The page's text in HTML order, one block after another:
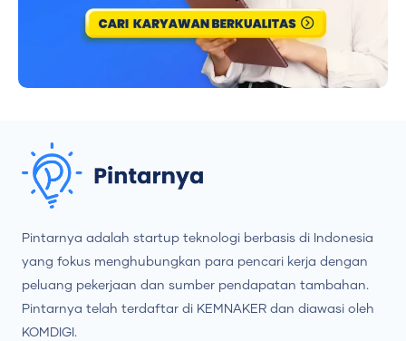
Pintarnya adalah startup teknologi berbasis di Indonesia
yang fokus menghubungkan para pencari kerja dengan
peluang pekerjaan dan sumber pendapatan tambahan.
Pintarnya telah terdaftar di KEMNAKER dan diawasi oleh
KOMDIGI.